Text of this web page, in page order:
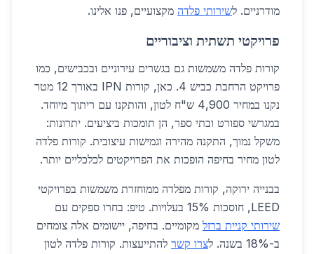
מודרניים. לשירותי פלדה מקצועיים, פנו אלינו.
פרויקטי תשתית וציבוריים
קורות פלדה משמשות גם בגשרים עירוניים ובכבישים, כמו
פרויקט הרחבת כביש 4. כאן, קורות IPN באורך 12 מטר
נקנו במחיר 4,900 ש"ח לטון, והותקנו עם ריתוך מיוחד.
במגרשי ספורט ובתי ספר, הן תומכות ביציעים. יתרונות:
משקל נמוך, התקנה מהירה וגמישות עיצובית. קורות פלדה
לטון מחיר בחיפה הופכות את הפרויקטים לכלכליים יותר.
בבנייה ירוקה, קורות מפלדה ממוחזרת משמשות בפרויקטי
LEED, חוסכות 15% בעלויות. טיפ: בחרו ספקים עם
שירותי קניית ברזל מקומיים. בחיפה, יישומים אלה צומחים
ב-18% בשנה. ל
צרו קשר להתייעצות. קורות פלדה לטון